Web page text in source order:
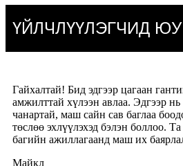
ҮЙЛЧЛҮҮЛЭГЧИД
Гайхалтай! Бид эдгээр цагаан
амжилттай хүлээн авлаа. Эдгээр
чанартай, маш сайн сав баглаа
төслөө эхлүүлэхэд бэлэн боллоо.
багийн ажиллагаанд маш их
Майкл